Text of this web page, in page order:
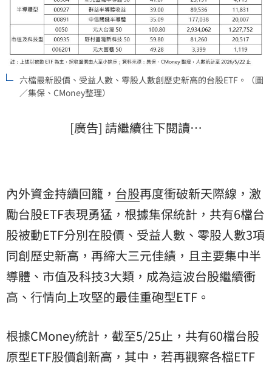
六檔最新股價、受益人數、零股人數創歷史新高的台股ETF。（圖
／集保、CMoney整理）
[廣告] 請繼續往下閱讀…
內外資金持續回籠， 台股再度衝破新天際線，激
勵台股ETF表現勇猛，根據集保統計，共有6檔台
股被動ETF分別在股價、受益人數、零股人數3項
同創歷史新高，再締大三元佳績，且主要集中半
導體、市值及科技3大類，成為這波台股繼續衝
高、行情向上攻堅的最佳重砲型ETF。
根據CMoney統計，截至5/25止，共有60檔台股
原型ETF股價創新高，其中，若再觀察各檔ETF